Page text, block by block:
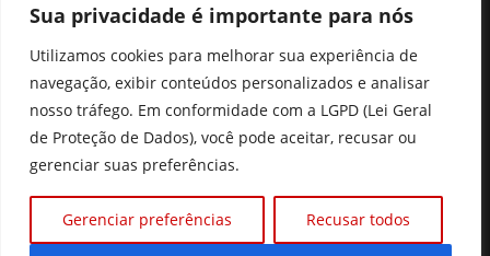
Sua privacidade é importante para nós
Utilizamos cookies para melhorar sua experiência de
navegação, exibir conteúdos personalizados e analisar
nosso tráfego. Em conformidade com a LGPD (Lei Geral
de Proteção de Dados), você pode aceitar, recusar ou
gerenciar suas preferências.
Gerenciar preferências Recusar todos
risco para crianças e adolescentes
Agosto Lilás em Goiânia terá palestras, blitzes e ações
contra a violência à mulher
Poliana Rocha elogia Zé Felipe e Neymar como pais
Prefeitura de Goiânia discute mudanças nas regras de
consignados para servidores